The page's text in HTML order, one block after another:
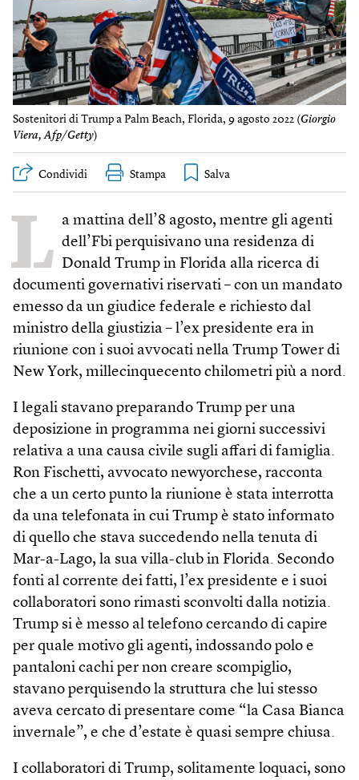
Sostenitori di Trump a Palm Beach, Florida, 9 agosto 2022 (Giorgio
Viera, Afp/Getty)
Condividi Stampa
L a mattina dell’8 agosto, mentre gli agenti
dell’Fbi perquisivano una residenza di
Donald Trump in Florida alla ricerca di
documenti governativi riservati – con un mandato
emesso da un giudice federale e richiesto dal
ministro della giustizia – l’ex presidente era in
riunione con i suoi avvocati nella Trump Tower di
New York, millecinquecento chilometri più a nord.
I legali stavano preparando Trump per una
deposizione in programma nei giorni successivi
relativa a una causa civile sugli affari di famiglia.
Ron Fischetti, avvocato newyorchese, racconta
che a un certo punto la riunione è stata interrotta
da una telefonata in cui Trump è stato informato
di quello che stava succedendo nella tenuta di
Mar-a-Lago, la sua villa-club in Florida. Secondo
fonti al corrente dei fatti, l’ex presidente e i suoi
collaboratori sono rimasti sconvolti dalla notizia.
Trump si è messo al telefono cercando di capire
per quale motivo gli agenti, indossando polo e
pantaloni cachi per non creare scompiglio,
stavano perquisendo la struttura che lui stesso
aveva cercato di presentare come “la Casa Bianca
invernale”, e che d’estate è quasi sempre chiusa.
I collaboratori di Trump, solitamente loquaci, sono